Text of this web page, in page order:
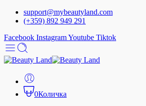
support@mybeautyland.com
(+359) 892 949 291
Facebook InstagramYoutube Tiktok
0Количка